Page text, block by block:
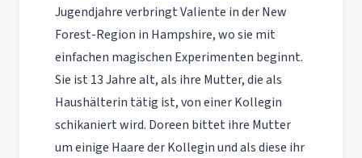
Jugendjahre verbringt Valiente in der New
Forest-Region in Hampshire, wo sie mit
einfachen magischen Experimenten beginnt.
Sie ist 13 Jahre alt, als ihre Mutter, die als
Haushälterin tätig ist, von einer Kollegin
schikaniert wird. Doreen bittet ihre Mutter
um einige Haare der Kollegin und als diese ihr